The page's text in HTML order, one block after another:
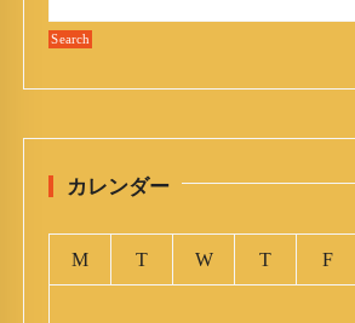
カレンダー
M T W T F